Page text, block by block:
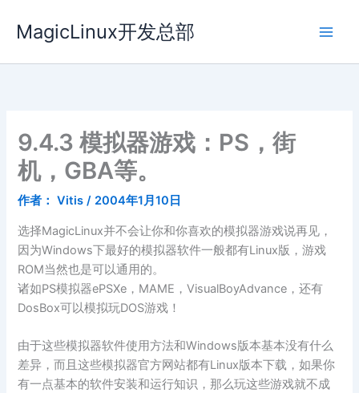
容
MagicLinux开发总部
9.4.3 模拟器游戏：PS，街
机，GBA等。
作者： Vitis/ 2004年1月10日
选择MagicLinux并不会让你和你喜欢的模拟器游戏说再见，
因为Windows下最好的模拟器软件一般都有Linux版，游戏
ROM当然也是可以通用的。
诸如PS模拟器ePSXe，MAME，VisualBoyAdvance，还有
DosBox可以模拟玩DOS游戏！
由于这些模拟器软件使用方法和Windows版本基本没有什么
差异，而且这些模拟器官方网站都有Linux版本下载，如果你
有一点基本的软件安装和运行知识，那么玩这些游戏就不成